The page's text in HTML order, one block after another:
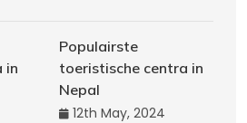
Populairste
toeristische centra in
Nepal
12th May, 2024